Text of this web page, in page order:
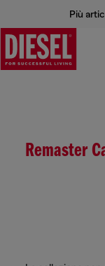
Più
Remaster